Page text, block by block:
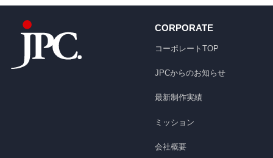
CORPORATE
コーポレートTOP
JPCからのお知らせ
最新制作実績
ミッション
会社概要